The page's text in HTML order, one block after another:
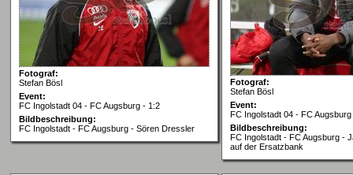
Fotograf:
Stefan Bösl
Event:
FC Ingolstadt 04 - FC Augsburg - 1:2
Bildbeschreibung:
FC Ingolstadt - FC Augsburg - Sören Dressler
Fotograf:
Stefan Bösl
Event:
FC Ingolstadt 04 - FC
Bildbeschreibung:
FC Ingolstadt - FC Augsburg -
auf der Ersatzbank